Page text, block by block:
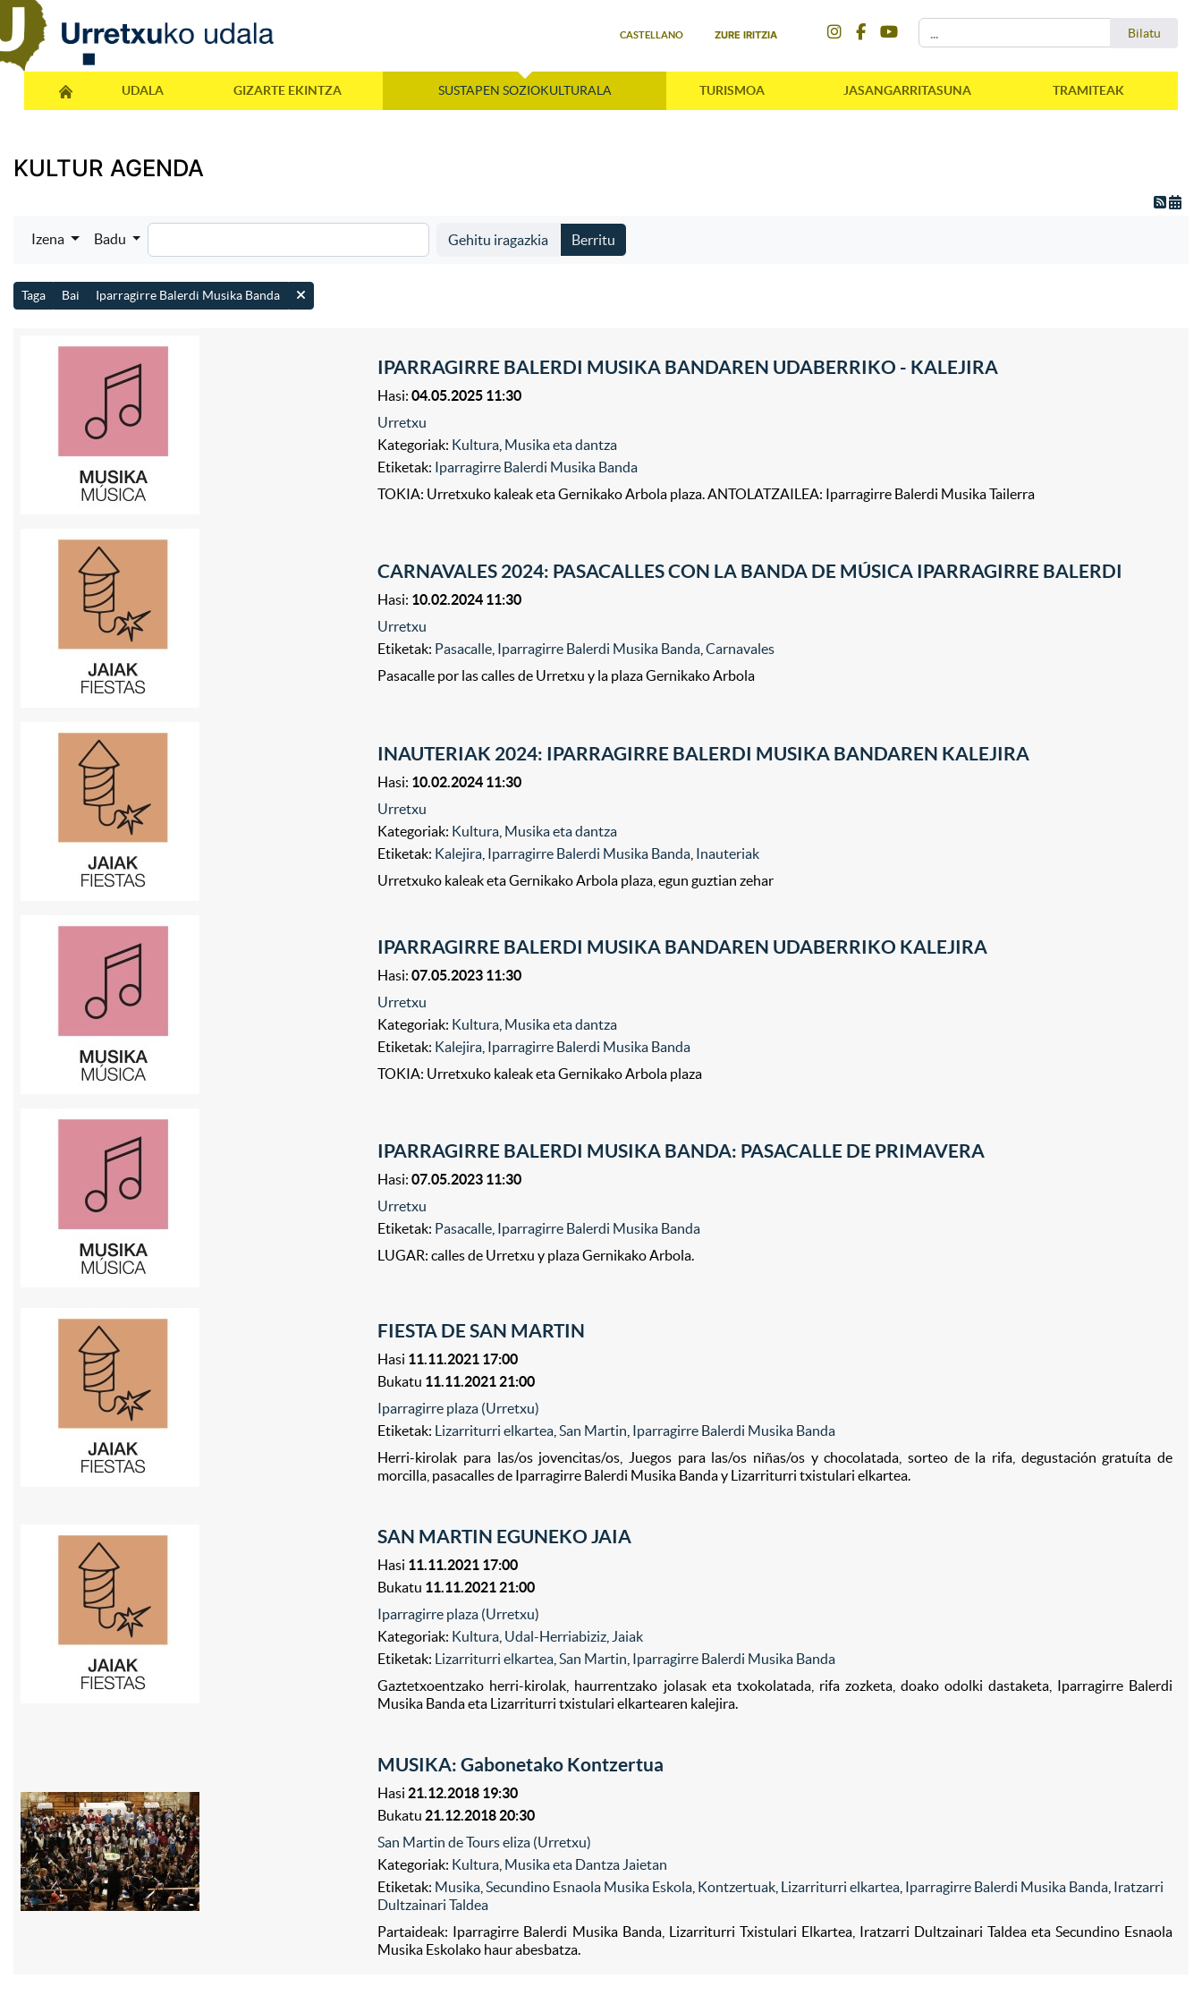
CASTELLANO ZURE IRITZIA Bilatu
UDALA GIZARTE EKINTZA SUSTAPEN SOZIOKULTURALA TURISMOA JASANGARRITASUNA TRAMITEAK
KULTUR AGENDA
Izena Badu Gehitu iragazkia Berritu
Taga Bai Iparragirre Balerdi Musika Banda
IPARRAGIRRE BALERDI MUSIKA BANDAREN UDABERRIKO - KALEJIRA
Hasi:04.05.2025 11:30
Urretxu
Kategoriak: Kultura Musika eta dantza
Etiketak: Iparragirre Balerdi Musika Banda
TOKIA: Urretxuko kaleak eta Gernikako Arbola plaza. ANTOLATZAILEA: Iparragirre Balerdi Musika Tailerra
CARNAVALES 2024: PASACALLES CON LA BANDA DE MÚSICA IPARRAGIRRE BALERDI
Hasi: 10.02.2024 11:30
Urretxu
Etiketak: Pasacalle Iparragirre Balerdi Musika Banda ,Carnavales
Pasacalle por las calles de Urretxu y la plaza Gernikako Arbola
INAUTERIAK 2024: IPARRAGIRRE BALERDI MUSIKA BANDAREN KALEJIRA
Hasi: 10.02.2024 11:30
Urretxu
Kategoriak: Kultura Musika eta dantza
Etiketak: Kalejira Iparragirre Balerdi Musika Banda Inauteriak
Urretxuko kaleak eta Gernikako Arbola plaza, egun guztian zehar
IPARRAGIRRE BALERDI MUSIKA BANDAREN UDABERRIKO KALEJIRA
Hasi:07.05.2023 11:30
Urretxu
Kategoriak: Kultura Musika eta dantza
Etiketak: Kalejira Iparragirre Balerdi Musika Banda
TOKIA: Urretxuko kaleak eta Gernikako Arbola plaza
IPARRAGIRRE BALERDI MUSIKA BANDA: PASACALLE DE PRIMAVERA
Hasi:07.05.2023 11:30
Urretxu
Etiketak: Pasacalle Iparragirre Balerdi Musika Banda
LUGAR: calles de Urretxu y plaza Gernikako Arbola.
FIESTA DE SAN MARTIN
Hasi 11.11.2021 17:00
Bukatu 11.11.2021 21:00
Iparragirre plaza (Urretxu)
Etiketak: Lizarriturri elkartea ,San Martin Iparragirre Balerdi Musika Banda
Herri-kirolak para las/os jovencitas/os, Juegos para las/os niñas/os y chocolatada, sorteo de la rifa, degustación gratuíta de
morcilla, pasacalles de Iparragirre Balerdi Musika Banda y Lizarriturri txistulari elkartea.
SAN MARTIN EGUNEKO JAIA
Hasi 11.11.2021 17:00
Bukatu 11.11.2021 21:00
Iparragirre plaza (Urretxu)
Kategoriak: Kultura Udal-Herriabiziz Jaiak
Etiketak: Lizarriturri elkartea ,San Martin Iparragirre Balerdi Musika Banda
Gaztetxoentzako herri-kirolak, haurrentzako jolasak eta txokolatada, rifa zozketa, doako odolki dastaketa, Iparragirre Balerdi
Musika Banda eta Lizarriturri txistulari elkartearen kalejira.
MUSIKA: Gabonetako Kontzertua
Hasi 21.12.2018 19:30
Bukatu 21.12.2018 20:30
San Martin de Tours eliza (Urretxu)
Kategoriak: Kultura Musika eta Dantza Jaietan
Etiketak: Musika ,Secundino Esnaola Musika Eskola Kontzertuak Lizarriturri elkartea Iparragirre Balerdi Musika Banda Iratzarri
Dultzainari Taldea
Partaideak: Iparragirre Balerdi Musika Banda, Lizarriturri Txistulari Elkartea, Iratzarri Dultzainari Taldea eta Secundino Esnaola
Musika Eskolako haur abesbatza.